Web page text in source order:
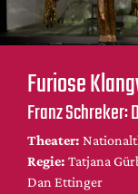
Bühnenwelt
Festivals &
Menschen &
Themen
Internationales
Nachrufe
Medientipps
Furiose
Franz Schreker:
Theater:
Regie: Tatjana
Dan Ettinger